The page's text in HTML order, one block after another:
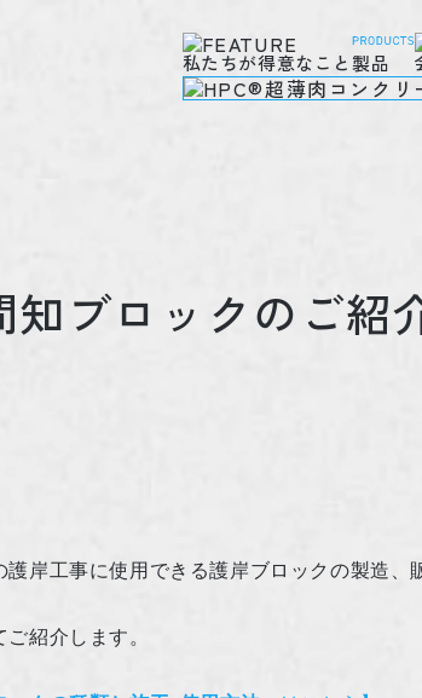
私たちが得意なこと製品
知ブロックのご紹
岸工事に使用できる護岸ブロックの製造、
紹介します。